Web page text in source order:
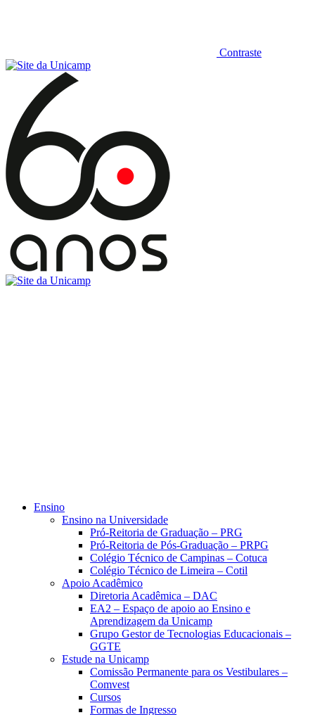
Contraste
Ensino
Ensino na Universidade
Pró-Reitoria de Graduação – PRG
Pró-Reitoria de Pós-Graduação – PRPG
Colégio Técnico de Campinas – Cotuca
Colégio Técnico de Limeira – Cotil
Apoio Acadêmico
Diretoria Acadêmica – DAC
EA2 – Espaço de apoio ao Ensino e
Aprendizagem da Unicamp
Grupo Gestor de Tecnologias Educacionais –
GGTE
Estude na Unicamp
Comissão Permanente para os Vestibulares –
Comvest
Cursos
Formas de Ingresso